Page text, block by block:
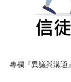
專欄『異議與溝通』